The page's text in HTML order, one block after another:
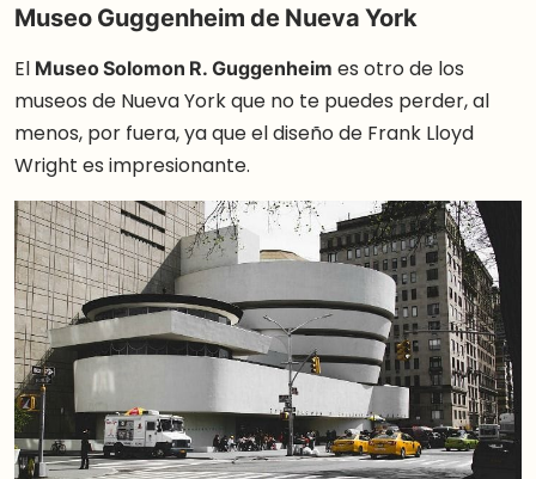
Museo Guggenheim de Nueva York
El Museo Solomon R. Guggenheim es otro de los
museos de Nueva York que no te puedes perder, al
menos, por fuera, ya que el diseño de Frank Lloyd
Wright es impresionante.